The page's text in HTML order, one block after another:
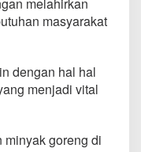
masyarakat
dengan hal hal
menjadi vital
minyak goreng di